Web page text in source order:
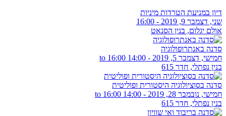
דיון במניעת הטרדות מיניות
שני, דצמבר 9, 2019 - 16:00
אולם יגלום, בנין הסנאט
סדנה באנתרופולוגיה
חמישי, דצמבר 5, 2019 -
14:00
16:00
בנין נפתלי, חדר 615
סדנה בסוציולוגיה היסטורית ופוליטית
חמישי, נובמבר 28, 2019 -
14:00
16:00
בנין נפתלי, חדר 615